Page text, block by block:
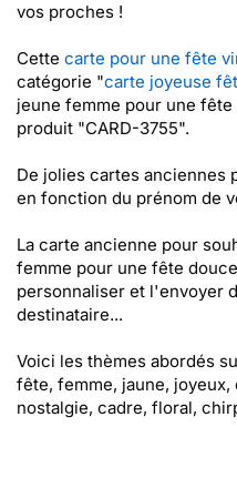
vos proches !
Cette carte pour une fête
catégorie "carte joyeuse
jeune femme pour une
produit "CARD-3755".
De jolies cartes anciennes
en fonction du prénom de
La carte ancienne pour
femme pour une fête
personnaliser et l'envoyer
destinataire...
Voici les thèmes abordés
fête, femme, jaune,
nostalgie, cadre, floral,